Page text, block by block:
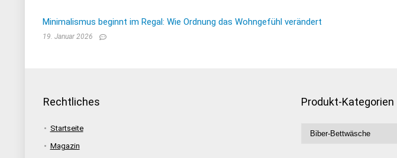
Minimalismus beginnt im Regal: Wie Ordnung das Wohngefühl verändert
19. Januar 2026
Rechtliches
Startseite
Magazin
Produkt-Kategorien